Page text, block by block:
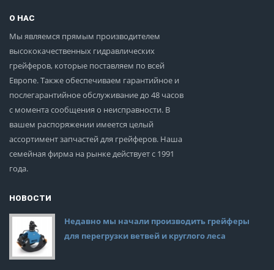
О НАС
Мы являемся прямым производителем
высококачественных гидравлических
грейферов, которые поставляем по всей
Европе. Также обеспечиваем гарантийное и
послегарантийное обслуживание до 48 часов
с момента сообщения о неисправности. В
вашем распоряжении имеется целый
ассортимент запчастей для грейферов. Наша
семейная фирма на рынке действует с 1991
года.
НОВОСТИ
Недавно мы начали производить грейферы
для перегрузки ветвей и круглого леса